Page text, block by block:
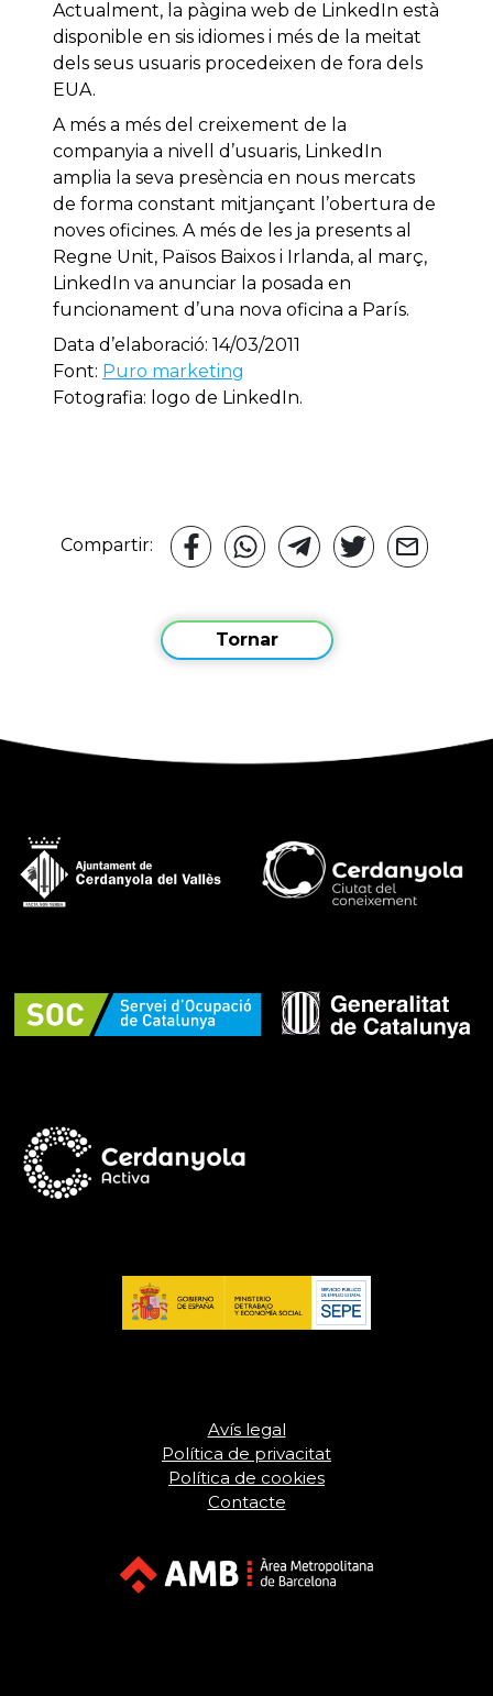
Actualment, la pàgina web de LinkedIn està
disponible en sis idiomes i més de la meitat
dels seus usuaris procedeixen de fora dels
EUA.
A més a més del creixement de la
companyia a nivell d’usuaris, LinkedIn
amplia la seva presència en nous mercats
de forma constant mitjançant l’obertura de
noves oficines. A més de les ja presents al
Regne Unit, Països Baixos i Irlanda, al març,
LinkedIn va anunciar la posada en
funcionament d’una nova oficina a París.
Data d’elaboració: 14/03/2011
Font: Puro marketing
Fotografia: logo de LinkedIn.
Compartir:
Tornar
Avís legal
Política de privacitat
Política de cookies
Contacte